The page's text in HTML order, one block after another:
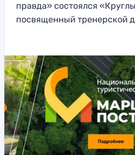
правда» состоялся
посвященный тренерской